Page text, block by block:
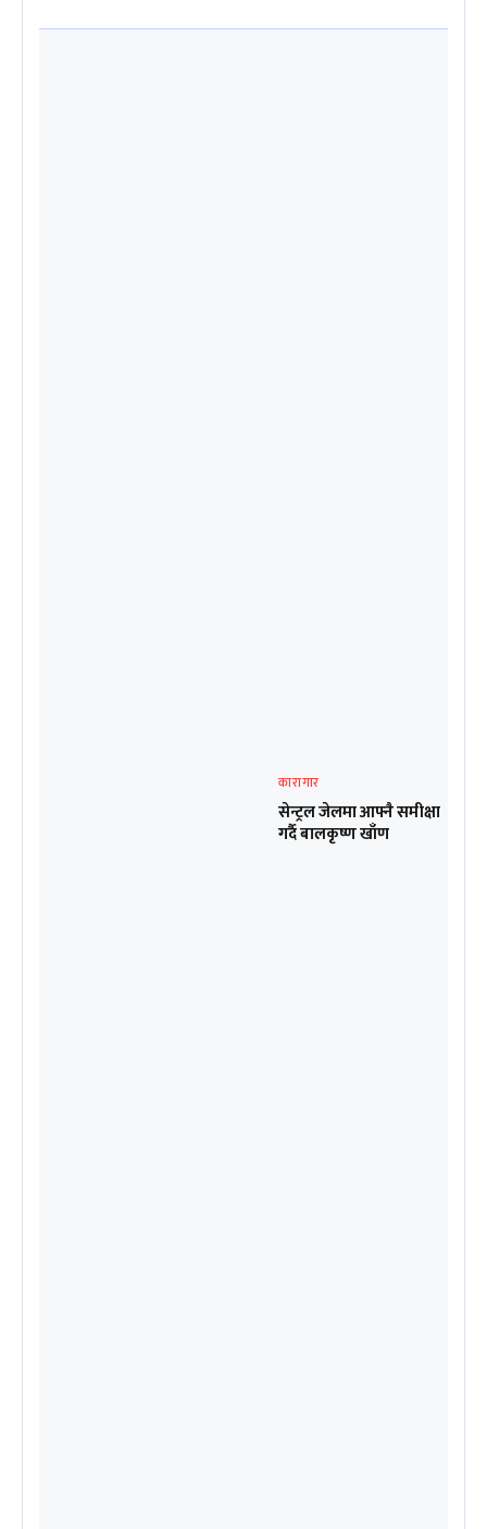
कारागार
सेन्ट्रल जेलमा आफ्नै समीक्षा
गर्दै बालकृष्ण खाँण